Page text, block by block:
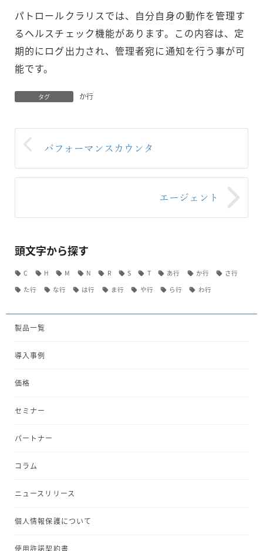
パトロールクラリスでは、自分自身の動作を管理す
るヘルスチェック機能があります。この内容は、定
期的にログ出力され、管理者宛に通知を行う事が可
能です。
タグ か行
パフォーマンスカウンタ
エージェント
頭文字から探す
C H M N R S T あ行 か行
さ行
た行
な行 は行 ま行 や行 ら行 わ行
製品一覧
導入事例
価格
セミナー
パートナー
コラム
ニュースリリース
個人情報保護について
使用許諾契約書